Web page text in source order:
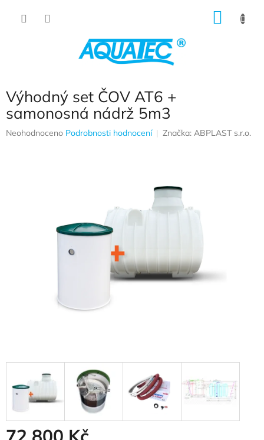
Výhodný set ČOV AT6 +
samonosná nádrž 5m3
Průměrné hodnocení produktu je 0,0 z 5 hvězdiček.
Neohodnoceno Podrobnosti hodnocení Značka: ABPLAST s.r.o.